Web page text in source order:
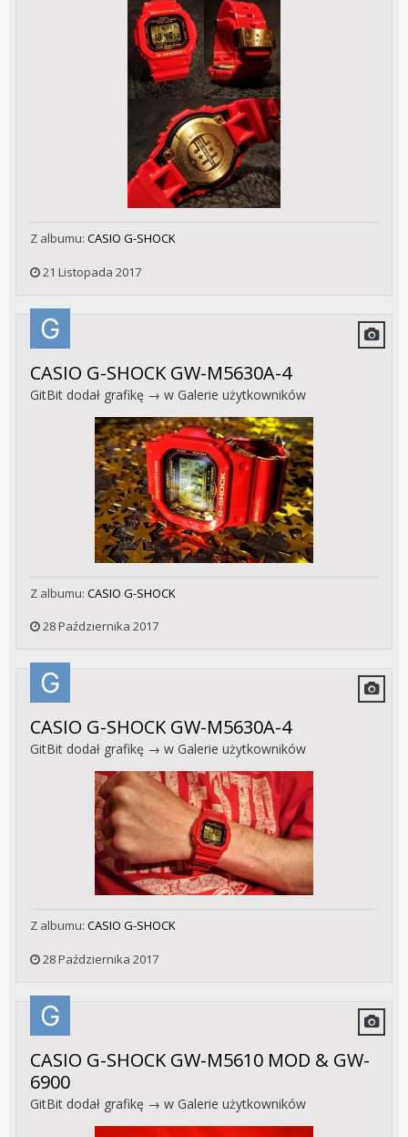
Z albumu: CASIO G-SHOCK
21 Listopada 2017
CASIO G-SHOCK GW-M5630A-4
GitBit dodał grafikę → w Galerie użytkowników
Z albumu: CASIO G-SHOCK
28 Października 2017
CASIO G-SHOCK GW-M5630A-4
GitBit dodał grafikę → w Galerie użytkowników
Z albumu: CASIO G-SHOCK
28 Października 2017
CASIO G-SHOCK GW-M5610 MOD & GW-
6900
GitBit dodał grafikę → w Galerie użytkowników